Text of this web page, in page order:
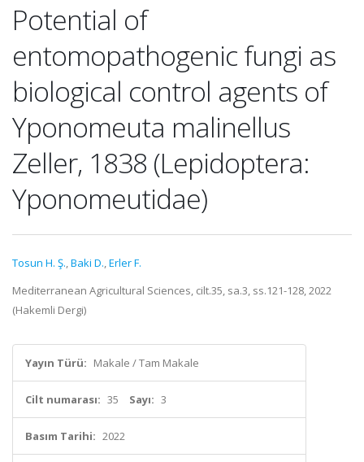
Potential of
entomopathogenic fungi as
biological control agents of
Yponomeuta malinellus
Zeller, 1838 (Lepidoptera:
Yponomeutidae)
Tosun H. Ş.,Baki D.,Erler F.
Mediterranean Agricultural Sciences, cilt.35, sa.3, ss.121-128, 2022
(Hakemli Dergi)
Yayın Türü: Makale / Tam Makale
Cilt numarası: 35 Sayı: 3
Basım Tarihi: 2022